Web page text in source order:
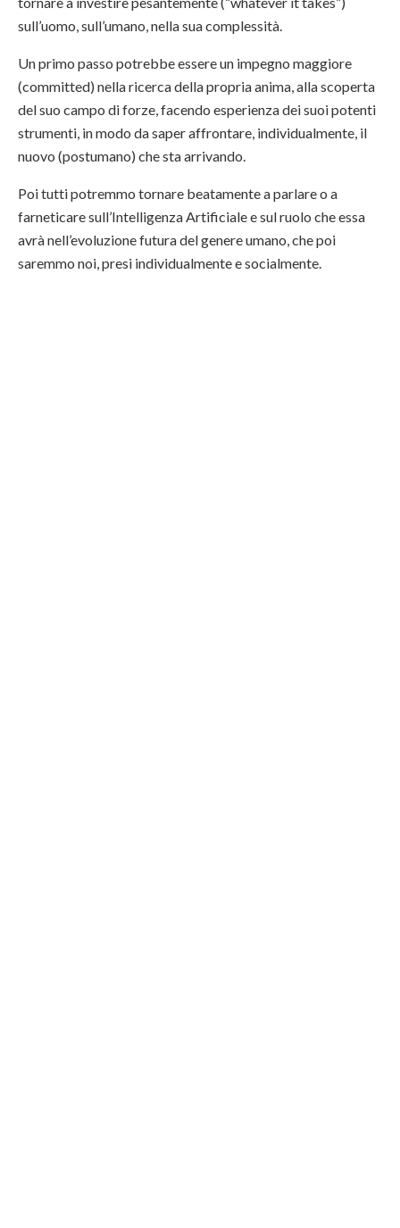
sull’uomo, sull’umano, nella sua complessità.
Un primo passo potrebbe essere un impegno maggiore
(committed) nella ricerca della propria anima, alla scoperta
del suo campo di forze, facendo esperienza dei suoi potenti
strumenti, in modo da saper affrontare, individualmente, il
nuovo (postumano) che sta arrivando.
Poi tutti potremmo tornare beatamente a parlare o a
farneticare sull’Intelligenza Artificiale e sul ruolo che essa
avrà nell’evoluzione futura del genere umano, che poi
saremmo noi, presi individualmente e socialmente.